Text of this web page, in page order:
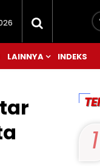
LAINNYA INDEKS
1